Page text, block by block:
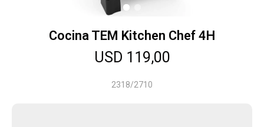
Cocina TEM Kitchen Chef 4H
USD 119,00
2318/2710
Herramientas